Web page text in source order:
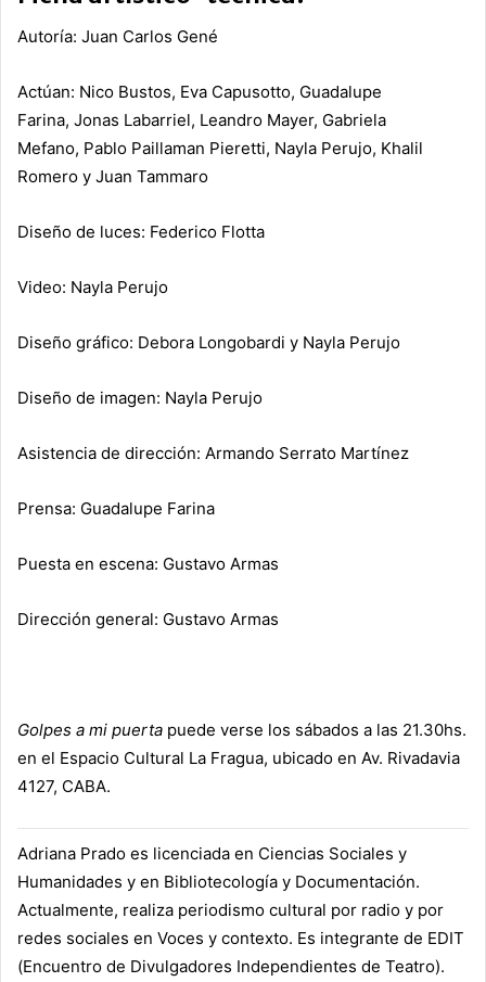
Autoría: Juan Carlos Gené
Actúan: Nico Bustos, Eva Capusotto, Guadalupe
Farina, Jonas Labarriel, Leandro Mayer, Gabriela
Mefano, Pablo Paillaman Pieretti, Nayla Perujo, Khalil
Romero y Juan Tammaro
Diseño de luces: Federico Flotta
Video: Nayla Perujo
Diseño gráfico: Debora Longobardi y Nayla Perujo
Diseño de imagen: Nayla Perujo
Asistencia de dirección: Armando Serrato Martínez
Prensa: Guadalupe Farina
Puesta en escena: Gustavo Armas
Dirección general: Gustavo Armas
Golpes a mi puerta puede verse los sábados a las 21.30hs.
en el Espacio Cultural La Fragua, ubicado en Av. Rivadavia
4127, CABA.
Adriana Prado es licenciada en Ciencias Sociales y
Humanidades y en Bibliotecología y Documentación.
Actualmente, realiza periodismo cultural por radio y por
redes sociales en Voces y contexto. Es integrante de EDIT
(Encuentro de Divulgadores Independientes de Teatro).